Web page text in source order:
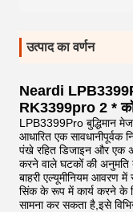
उत्पाद का वर्णन
Neardi
RK3399pro 2 *
LPB3399Pro बुद्धिमान
आधारित एक सावधानीपूर्वक
पंखे रहित डिजाइन और एक
करने वाले घटकों की अनुमति
बाहरी एल्यूमीनियम आवरण
सिंक के रूप में कार्य करने के
सामना कर सकता है,इसे